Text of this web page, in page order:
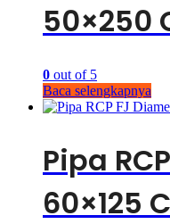
50×250
0 out of 5
Baca selengkapnya
Pipa
60×125